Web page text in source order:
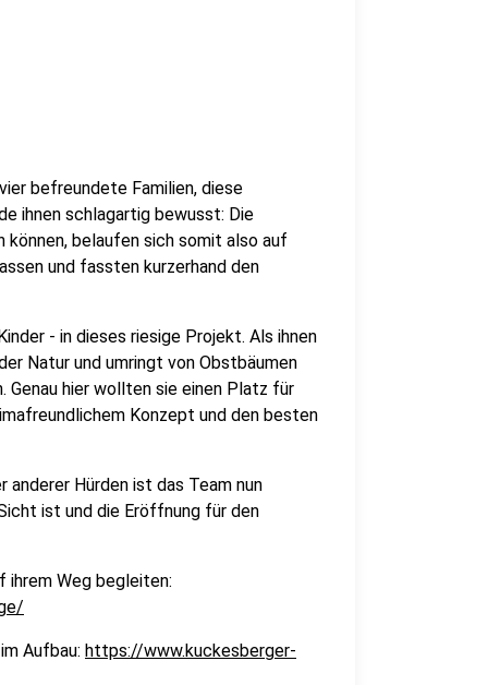
befreundete Familien, diese
ihnen schlagartig bewusst: Die
können, belaufen sich somit also auf
und fassten kurzerhand den
- in dieses riesige Projekt. Als ihnen
Natur und umringt von Obstbäumen
Genau hier wollten sie einen Platz für
Konzept und den besten
anderer Hürden ist das Team nun
ist und die Eröffnung für den
ihrem Weg begleiten:
Aufbau: https://www.kuckesberger-